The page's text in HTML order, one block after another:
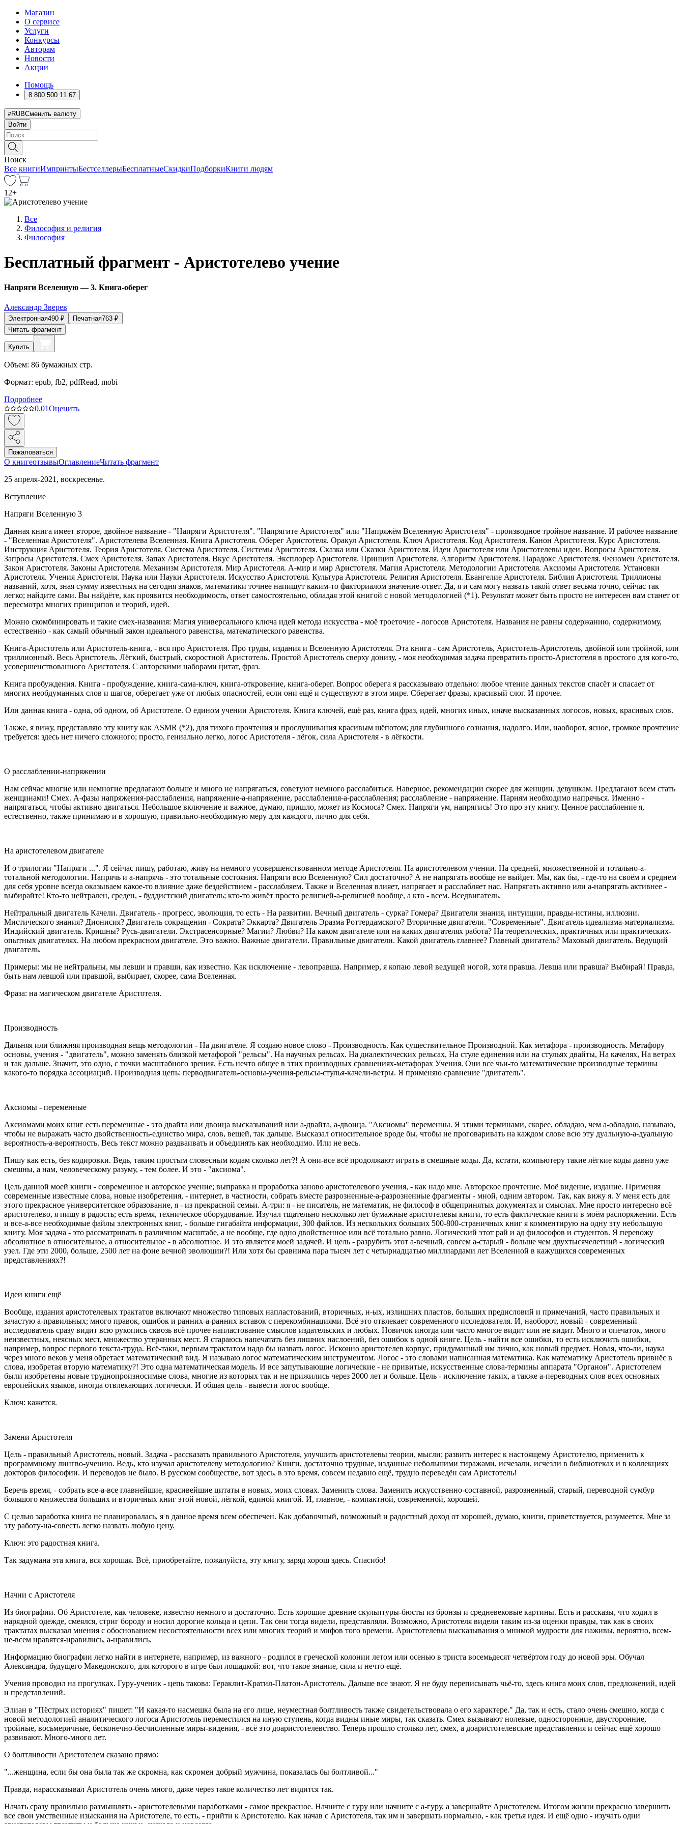
Магазин
О сервисе
Услуги
Конкурсы
Авторам
Новости
Акции
Помощь
8 800 500 11 67
RUBСменить валюту
Войти
Поиск
Все книгиИмпринтыБестселлерыБесплатныеСкидкиПодборкиКниги людям
12+
Все
Философия и религия
Философия
Бесплатный фрагмент - Аристотелево учение
Напряги Вселенную — 3. Книга-оберег
Александр Зверев
Электронная490 ₽ Печатная763 ₽
Читать фрагмент
Купить
Объем: 86 бумажных стр.
Формат: epub, fb2, pdfRead, mobi
Подробнее
0.01Оценить
Пожаловаться
О книгеотзывыОглавлениеЧитать фрагмент
25 апреля-2021, воскресенье.
Вступление
Напряги Вселенную 3
Данная книга имеет второе, двойное название - "Напряги Аристотеля". "Напрягите Аристотеля" или "Напряжём Вселенную Аристотеля" - производное тройное название. И рабочее название
- "Вселенная Аристотеля". Аристотелева Вселенная. Книга Аристотеля. Оберег Аристотеля. Оракул Аристотеля. Ключ Аристотеля. Код Аристотеля. Канон Аристотеля. Курс Аристотеля.
Инструкция Аристотеля. Теория Аристотеля. Система Аристотеля. Системы Аристотеля. Сказка или Сказки Аристотеля. Идеи Аристотеля или Аристотелевы идеи. Вопросы Аристотеля.
Запросы Аристотеля. Смех Аристотеля. Запах Аристотеля. Вкус Аристотеля. Эксплорер Аристотеля. Принцип Аристотеля. Алгоритм Аристотеля. Парадокс Аристотеля. Феномен Аристотеля.
Закон Аристотеля. Законы Аристотеля. Механизм Аристотеля. Мир Аристотеля. А-мир и мир Аристотеля. Магия Аристотеля. Методологии Аристотеля. Аксиомы Аристотеля. Установки
Аристотеля. Учения Аристотеля. Наука или Науки Аристотеля. Искусство Аристотеля. Культура Аристотеля. Религия Аристотеля. Евангелие Аристотеля. Библия Аристотеля. Триллионы
названий, хотя, зная сумму известных на сегодня знаков, математики точнее напишут каким-то факториалом значение-ответ. Да, я и сам могу назвать такой ответ весьма точно, сейчас так
легко; найдите сами. Вы найдёте, как проявится необходимость, ответ самостоятельно, обладая этой книгой с новой методологией (*1). Результат может быть просто не интересен вам станет от
пересмотра многих принципов и теорий, идей.
Можно скомбинировать и такие смех-названия: Магия универсального ключа идей метода искусства - моё троеточие - логосов Аристотеля. Названия не равны содержанию, содержимому,
естественно - как самый обычный закон идеального равенства, математического равенства.
Книга-Аристотель или Аристотель-книга, - вся про Аристотеля. Про труды, издания и Вселенную Аристотеля. Эта книга - сам Аристотель, Аристотель-Аристотель, двойной или тройной, или
триллионный. Весь Аристотель. Лёгкий, быстрый, скоростной Аристотель. Простой Аристотель сверху донизу, - моя необходимая задача превратить просто-Аристотеля в простого для кого-то,
усовершенствованного Аристотеля. С авторскими наборами цитат, фраз.
Книга пробуждения. Книга - пробуждение, книга-сама-ключ, книга-откровение, книга-оберег. Вопрос оберега я рассказываю отдельно: любое чтение данных текстов спасёт и спасает от
многих необдуманных слов и шагов, оберегает уже от любых опасностей, если они ещё и существуют в этом мире. Сберегает фразы, красивый слог. И прочее.
Или данная книга - одна, об одном, об Аристотеле. О едином учении Аристотеля. Книга ключей, ещё раз, книга фраз, идей, многих иных, иначе высказанных логосов, новых, красивых слов.
Также, я вижу, представляю эту книгу как ASMR (*2), для тихого прочтения и прослушивания красивым шёпотом; для глубинного сознания, надолго. Или, наоборот, ясное, громкое прочтение
требуется: здесь нет ничего сложного; просто, гениально легко, логос Аристотеля - лёгок, сила Аристотеля - в лёгкости.
О расслаблении-напряжении
Нам сейчас многие или немногие предлагают больше и много не напрягаться, советуют немного расслабиться. Наверное, рекомендации скорее для женщин, девушкам. Предлагают всем стать
женщинами! Смех. А-фазы напряжения-расслабления, напряжение-а-напряжение, расслабления-а-расслабления; расслабление - напряжение. Парням необходимо напрячься. Именно -
напрягаться, чтобы активно двигаться. Небольшое включение и важное, думаю, пришло, может из Космоса? Смех. Напряги ум, напрягись! Это про эту книгу. Ценное расслабление я,
естественно, также принимаю и в хорошую, правильно-необходимую меру для каждого, лично для себя.
На аристотелевом двигателе
И о трилогии "Напряги ...". Я сейчас пишу, работаю, живу на немного усовершенствованном методе Аристотеля. На аристотелевом учении. На средней, множественной и тотально-а-
тотальной методологии. Напрячь и а-напрячь - это тотальные состояния. Напряги всю Вселенную? Сил достаточно? А не напрягать вообще не выйдет. Мы, как бы, - где-то на своём и среднем
для себя уровне всегда оказываем какое-то влияние даже бездействием - расслабляем. Также и Вселенная влияет, напрягает и расслабляет нас. Напрягать активно или а-напрягать активнее -
выбирайте! Кто-то нейтрален, среден, - буддистский двигатель; кто-то живёт просто религией-а-религией вообще, а кто - всем. Вседвигатель.
Нейтральный двигатель Качели. Двигатель - прогресс, эволюция, то есть - На развитии. Вечный двигатель - сурка? Гомера? Двигатели знания, интуиции, правды-истины, иллюзии.
Мистического знания? Дионисия? Двигатель сокращения - Сократа? Эккарта? Двигатель Эразма Роттердамского? Вторичные двигатели. "Современные". Двигатель идеализма-материализма.
Индийский двигатель. Кришны? Русь-двигатели. Экстрасенсорные? Магии? Любви? На каком двигателе или на каких двигателях работа? На теоретических, практичных или практических-
опытных двигателях. На любом прекрасном двигателе. Это важно. Важные двигатели. Правильные двигатели. Какой двигатель главнее? Главный двигатель? Маховый двигатель. Ведущий
двигатель.
Примеры: мы не нейтральны, мы левши и правши, как известно. Как исключение - левоправша. Например, я копаю левой ведущей ногой, хотя правша. Левша или правша? Выбирай! Правда,
быть нам левшой или правшой, выбирает, скорее, сама Вселенная.
Фраза: на магическом двигателе Аристотеля.
Производность
Дальняя или ближняя производная вещь методологии - На двигателе. Я создаю новое слово - Производность. Как существительное Производной. Как метафора - производность. Метафору
основы, учения - "двигатель", можно заменять близкой метафорой "рельсы". На научных рельсах. На диалектических рельсах, На стуле единения или на стульях двайты, На качелях, На ветрах
и так дальше. Значит, это одно, с точки масштабного зрения. Есть нечто общее в этих производных сравнениях-метафорах Учения. Они все чьи-то математические производные термины
какого-то порядка ассоциаций. Производная цепь: перводвигатель-основы-учения-рельсы-стулья-качели-ветры. Я применяю сравнение "двигатель".
Аксиомы - переменные
Аксиомами моих книг есть переменные - это двайта или двоица высказываний или а-двайта, а-двоица. "Аксиомы" переменны. Я этими терминами, скорее, обладаю, чем а-обладаю, называю,
чтобы не выражать часто двойственность-единство мира, слов, вещей, так дальше. Высказал относительное вроде бы, чтобы не проговаривать на каждом слове всю эту дуальную-а-дуальную
вероятность-а-вероятность. Весь текст можно раздваивать и объединять как необходимо. Или не весь.
Пишу как есть, без кодировки. Ведь, таким простым словесным кодам сколько лет?! А они-все всё продолжают играть в смешные коды. Да, кстати, компьютеру такие лёгкие коды давно уже
смешны, а нам, человеческому разуму, - тем более. И это - "аксиома".
Цель данной моей книги - современное и авторское учение; выправка и проработка заново аристотелевого учения, - как надо мне. Авторское прочтение. Моё видение, издание. Применяя
современные известные слова, новые изобретения, - интернет, в частности, собрать вместе разрозненные-а-разрозненные фрагменты - мной, одним автором. Так, как вижу я. У меня есть для
этого прекрасное университетское образование, я - из прекрасной семьи. А-три: я - не писатель, не математик, не философ в общепринятых документах и смыслах. Мне просто интересно всё
аристотелево, я пишу в радость; есть время, техническое оборудование. Изучал тщательно несколько лет бумажные аристотелевы книги, то есть фактические книги в моём распоряжении. Есть
и все-а-все необходимые файлы электронных книг, - больше гигабайта информации, 300 файлов. Из нескольких больших 500-800-страничных книг я комментирую на одну эту небольшую
книгу. Моя задача - это рассматривать в различном масштабе, а не вообще, где одно двойственное или всё тотально равно. Логический этот рай и ад философов и студентов. Я перевожу
абсолютное в относительное, а относительное - в абсолютное. И это является моей задачей. И цель - разрубить этот а-вечный, совсем а-старый - больше чем двухтысячелетний - логический
узел. Где эти 2000, больше, 2500 лет на фоне вечной эволюции?! Или хотя бы сравнима пара тысяч лет с четырнадцатью миллиардами лет Вселенной в кажущихся современных
представлениях?!
Идеи книги ещё
Вообще, издания аристотелевых трактатов включают множество типовых напластований, вторичных, н-ых, излишних пластов, больших предисловий и примечаний, часто правильных и
зачастую а-правильных; много правок, ошибок и ранних-а-ранних вставок с перекомбинациями. Всё это отвлекает современного исследователя. И, наоборот, новый - современный
исследователь сразу видит всю рукопись сквозь всё прочее напластование смыслов издательских и любых. Новичок иногда или часто многое видит или не видит. Много и опечаток, много
неизвестных, неясных мест, множество утерянных мест. Я стараюсь напечатать без лишних наслоений, без ошибок в одной книге. Цель - найти все ошибки, то есть исключить ошибки,
например, вопрос первого текста-труда. Всё-таки, первым трактатом надо бы назвать логос. Исконно аристотелев корпус, придуманный им лично, как новый предмет. Новая, что-ли, наука
через много веков у меня обретает математический вид. Я называю логос математическим инструментом. Логос - это словами написанная математика. Как математику Аристотель привнёс в
слова, изобретая вторую математику?! Это одна математическая модель. И все запутывающие логические - не привитые, искусственные слова-термины аппарата "Органон". Аристотелем
были изобретены новые труднопроизносимые слова, многие из которых так и не прижились через 2000 лет и больше. Цель - исключение таких, а также а-переводных слов всех основных
европейских языков, иногда отвлекающих логически. И общая цель - вывести логос вообще.
Ключ: кажется.
Замени Аристотеля
Цель - правильный Аристотель, новый. Задача - рассказать правильного Аристотеля, улучшить аристотелевы теории, мысли; развить интерес к настоящему Аристотелю, применить к
программному лингво-учению. Ведь, кто изучал аристотелеву методологию? Книги, достаточно трудные, изданные небольшими тиражами, исчезали, исчезли в библиотеках и в коллекциях
докторов философии. И переводов не было. В русском сообществе, вот здесь, в это время, совсем недавно ещё, трудно переведён сам Аристотель!
Беречь время, - собрать все-а-все главнейшие, красивейшие цитаты в новых, моих словах. Заменить слова. Заменить искусственно-составной, разрозненный, старый, переводной сумбур
большого множества больших и вторичных книг этой новой, лёгкой, единой книгой. И, главное, - компактной, современной, хорошей.
С целью заработка книга не планировалась, я в данное время всем обеспечен. Как добавочный, возможный и радостный доход от хорошей, думаю, книги, приветствуется, разумеется. Мне за
эту работу-на-совесть легко назвать любую цену.
Ключ: это радостная книга.
Так задумана эта книга, вся хорошая. Всё, приобретайте, пожалуйста, эту книгу, заряд хорош здесь. Спасибо!
Начни с Аристотеля
Из биографии. Об Аристотеле, как человеке, известно немного и достаточно. Есть хорошие древние скульптуры-бюсты из бронзы и средневековые картины. Есть и рассказы, что ходил в
нарядной одежде, смеялся, стриг бороду и носил дорогие кольца и цепи. Так они тогда видели, представляли. Возможно, Аристотеля видели таким из-за оценки правды, так как в своих
трактатах высказал мнения с обоснованием несостоятельности всех или многих теорий и мифов того времени. Аристотелевы высказывания о мнимой мудрости для наживы, вероятно, всем-
не-всем нравятся-нравились, а-нравились.
Информацию биографии легко найти в интернете, например, из важного - родился в греческой колонии летом или осенью в триста восемьдесят четвёртом году до новой эры. Обучал
Александра, будущего Македонского, для которого в игре был лошадкой: вот, что такое знание, сила и нечто ещё.
Учения проводил на прогулках. Гуру-ученик - цепь такова: Гераклит-Кратил-Платон-Аристотель. Дальше все знают. Я не буду переписывать чьё-то, здесь книга моих слов, предложений, идей
и представлений.
Элиан в "Пёстрых историях" пишет: "И какая-то насмешка была на его лице, неуместная болтливость также свидетельствовала о его характере." Да, так и есть, стало очень смешно, когда с
новой методологией аналитического логоса Аристотель переместился на иную ступень, когда видны иные миры, так сказать. Смех вызывают нолевые, односторонние, двусторонние,
тройные, восьмеричные, бесконечно-бесчисленные миры-видения, - всё это доаристотелевство. Теперь прошло столько лет, смех, а доаристотелевские представления и сейчас ещё хорошо
развивают. Много-много лет.
О болтливости Аристотелем сказано прямо:
"...женщина, если бы она была так же скромна, как скромен добрый мужчина, показалась бы болтливой..."
Правда, нарассказывал Аристотель очень много, даже через такое количество лет видится так.
Начать сразу правильно размышлять - аристотелевыми наработками - самое прекрасное. Начните с гуру или начните с а-гуру, а завершайте Аристотелем. Итогом жизни прекрасно завершить
все свои умственные изыскания на Аристотеле, то есть, - прийти к Аристотелю. Как начав с Аристотеля, так им и завершать нормально, - как третья идея. И ещё одно - изучать одни